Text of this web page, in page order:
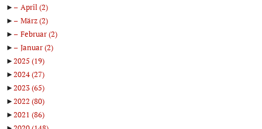
►
April(2)
►
März(2)
►
Februar(2)
►
Januar(2)
►2025 (19)
►2024(27)
►2023(65)
►2022 (80)
►2021 (86)